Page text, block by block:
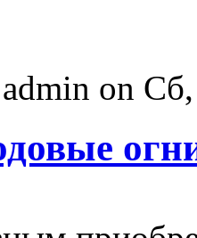
admin on